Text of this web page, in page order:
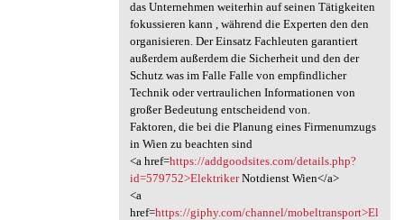
das Unternehmen weiterhin auf seinen Tätigkeiten
fokussieren kann , während die Experten den den
organisieren. Der Einsatz Fachleuten garantiert
außerdem außerdem die Sicherheit und den der
Schutz was im Falle Falle von empfindlicher
Technik oder vertraulichen Informationen von
großer Bedeutung entscheidend von.
Faktoren, die bei die Planung eines Firmenumzugs
in Wien zu beachten sind
<a href=https://addgoodsites.com/details.php?
id=579752>ElektrikerNotdienst Wien</a>
<a
href=https://giphy.com/channel/mobeltransport>El